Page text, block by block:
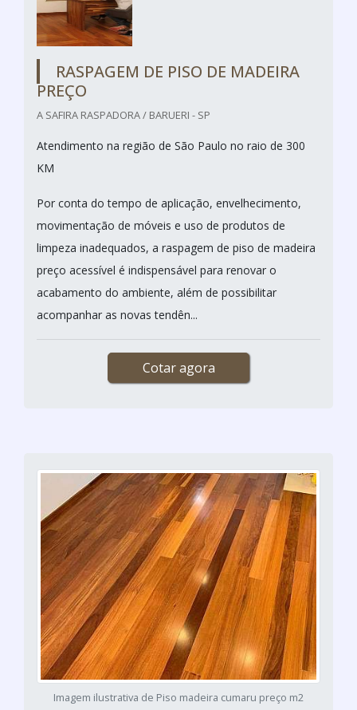
RASPAGEM DE PISO DE MADEIRA
PREÇO
A SAFIRA RASPADORA / BARUERI - SP
Atendimento na região de São Paulo no raio de 300
KM
Por conta do tempo de aplicação, envelhecimento,
movimentação de móveis e uso de produtos de
limpeza inadequados, a raspagem de piso de madeira
preço acessível é indispensável para renovar o
acabamento do ambiente, além de possibilitar
acompanhar as novas tendên...
Cotar agora
Imagem ilustrativa de Piso madeira cumaru preço m2